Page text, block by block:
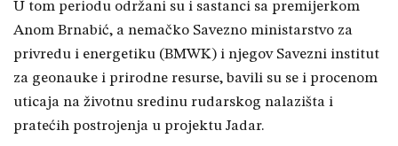
U tom periodu održani su i sastanci sa premijerkom
Anom Brnabić, a nemačko Savezno ministarstvo za
privredu i energetiku (BMWK) i njegov Savezni institut
za geonauke i prirodne resurse, bavili su se i procenom
uticaja na životnu sredinu rudarskog nalazišta i
pratećih postrojenja u projektu Jadar.